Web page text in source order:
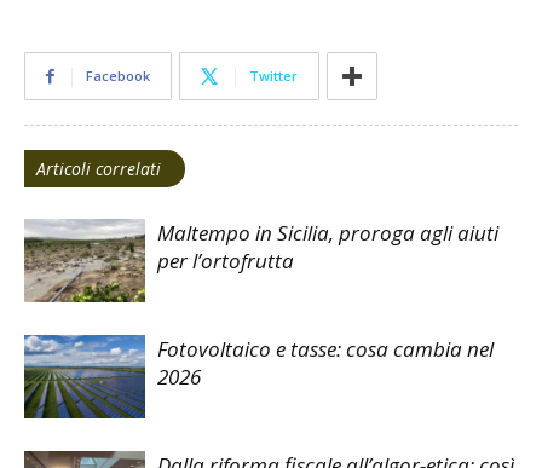
Facebook Twitter
Articoli correlati
Maltempo in Sicilia, proroga agli aiuti
per l’ortofrutta
Fotovoltaico e tasse: cosa cambia nel
2026